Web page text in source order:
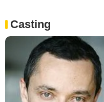
Casting